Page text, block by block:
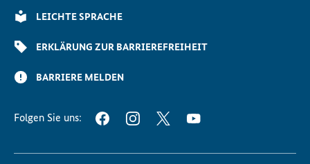
LEICHTE SPRACHE
ERKLÄRUNG ZUR BARRIEREFREIHEIT
BARRIERE MELDEN
Folgen Sie uns: FACEBOOKINSTAGRAM
TWITTERYOUTUBE